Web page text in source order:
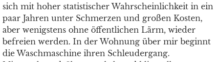
sich mit hoher statistischer Wahrscheinlichkeit in ein
paar Jahren unter Schmerzen und großen Kosten,
aber wenigstens ohne öffentlichen Lärm, wieder
befreien werden. In der Wohnung über mir beginnt
die Waschmaschine ihren Schleudergang.